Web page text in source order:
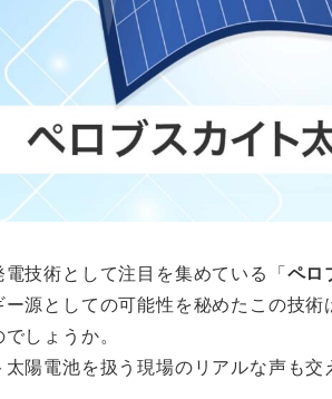
技術として注目を集めている「ペロ
ー源としての可能性を秘めたこの技
しょうか。
陽電池を扱う現場のリアルな声も交